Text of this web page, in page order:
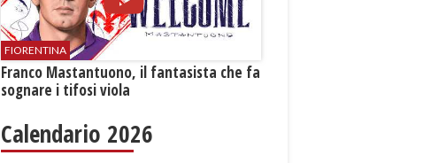
FIORENTINA
Franco Mastantuono, il fantasista che fa
sognare i tifosi viola
Calendario 2026